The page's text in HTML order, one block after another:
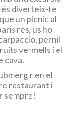
diverteix-te
un picnic al
res, us ho
pernil
vermells i el
cava.
en el
restaurant i
sempre!